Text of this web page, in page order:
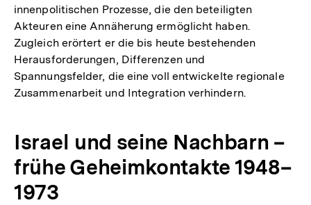
innenpolitischen Prozesse, die den beteiligten
Akteuren eine Annäherung ermöglicht haben.
Zugleich erörtert er die bis heute bestehenden
Herausforderungen, Differenzen und
Spannungsfelder, die eine voll entwickelte regionale
Zusammenarbeit und Integration verhindern.
Israel und seine Nachbarn –
frühe Geheimkontakte 1948–
1973